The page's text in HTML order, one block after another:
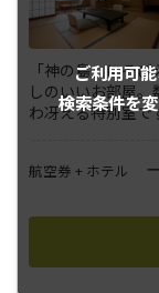
ご利用可
検索条件を
「神の島」にそ
しのいいお部屋
わ冴える特別室で
航空券 + ホテル